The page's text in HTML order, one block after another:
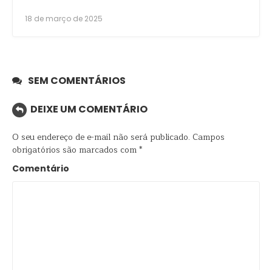
18 de março de 2025
SEM COMENTÁRIOS
DEIXE UM COMENTÁRIO
O seu endereço de e-mail não será publicado. Campos
obrigatórios são marcados com*
Comentário